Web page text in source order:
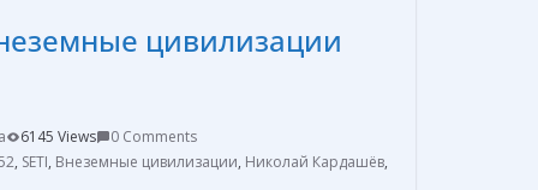
цивилизации
6145 Views
0 Comments
, SETI, Внеземные цивилизации, Николай Кардашёв,